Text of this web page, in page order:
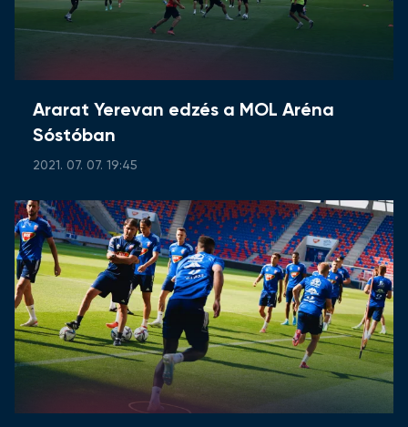
Ararat Yerevan edzés a MOL Aréna
Sóstóban
2021. 07. 07. 19:45